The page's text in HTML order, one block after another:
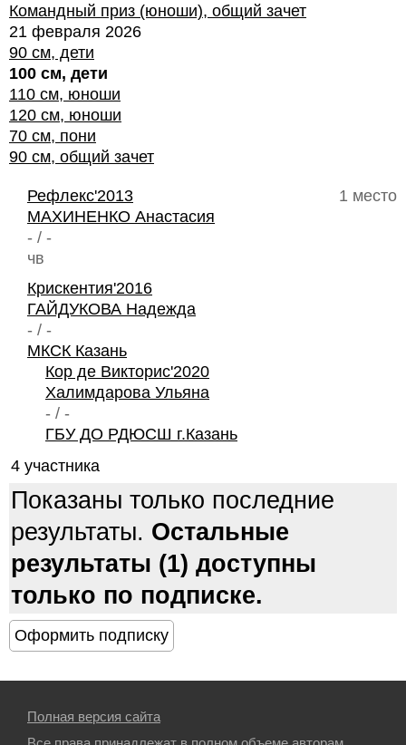
Командный приз (юноши), общий зачет
21 февраля 2026
90 см, дети
100 см, дети
110 см, юноши
120 см, юноши
70 см, пони
90 см, общий зачет
1 место
Рефлекс'2013
МАХИНЕНКО Анастасия
- / -
чв
Крискентия'2016
ГАЙДУКОВА Надежда
- / -
МКСК Казань
Кор де Викторис'2020
Халимдарова Ульяна
- / -
ГБУ ДО РДЮСШ г.Казань
4 участника
Показаны только последние
результаты. Остальные
результаты (1) доступны
только по подписке.
Полная версия сайта